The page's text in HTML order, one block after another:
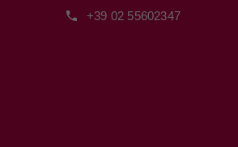
+39 02 55602347